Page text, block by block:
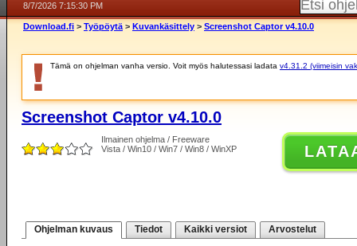
8/7/2026 7:15:30 PM
Download.fi > Työpöytä > Kuvankäsittely > Screenshot Captor v4.10.0
Tämä on ohjelman vanha versio. Voit myös halutessasi ladata v4.31.2 (viimeisin
Screenshot Captor v4.10.0
Ilmainen ohjelma / Freeware
Vista / Win10 / Win7 / Win8 / WinXP
Ohjelman kuvaus Tiedot Kaikki versiot Arvostelut